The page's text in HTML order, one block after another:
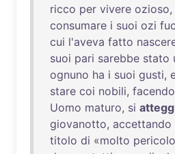
ricco per vivere ozioso
consumare i suoi ozi
cui l'aveva fatto
suoi pari sarebbe stato
ognuno ha i suoi gusti,
stare coi nobili, facendo
Uomo maturo, si
giovanotto, accettando
titolo di «molto